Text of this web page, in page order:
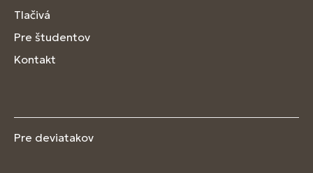
Tlačivá
Pre študentov
Kontakt
Pre deviatakov